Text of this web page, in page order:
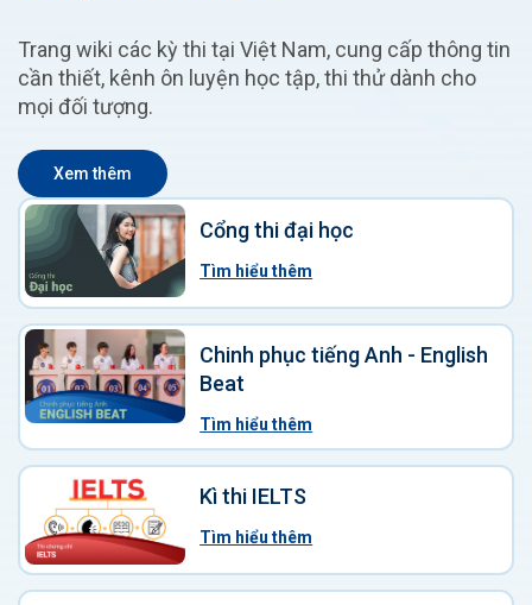
Trang wiki các kỳ thi tại Việt Nam, cung cấp thông tin
cần thiết, kênh ôn luyện học tập, thi thử dành cho
mọi đối tượng.
Xem thêm
Cổng thi đại học
Tìm hiểu thêm
Chinh phục tiếng Anh - English
Beat
Tìm hiểu thêm
Kì thi IELTS
Tìm hiểu thêm